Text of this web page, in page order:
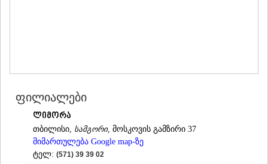
ᲐᲛᲑᲠᲝᲚᲐᲣᲠᲘ
ᲪᲐᲒᲔᲠᲘ
ᲡᲐᲛᲔᲒᲠᲔᲚᲝ/ᲖᲔᲛᲝ ᲡᲕᲐᲜᲔᲗᲘ
ᲐᲑᲐᲨᲐ
ფილიალები
ლიმორა
თბილისი, სამგორი, მოსკოვის გამზირი 37
მიმართულება Google map-ზე
ტელ: (571) 39 39 02